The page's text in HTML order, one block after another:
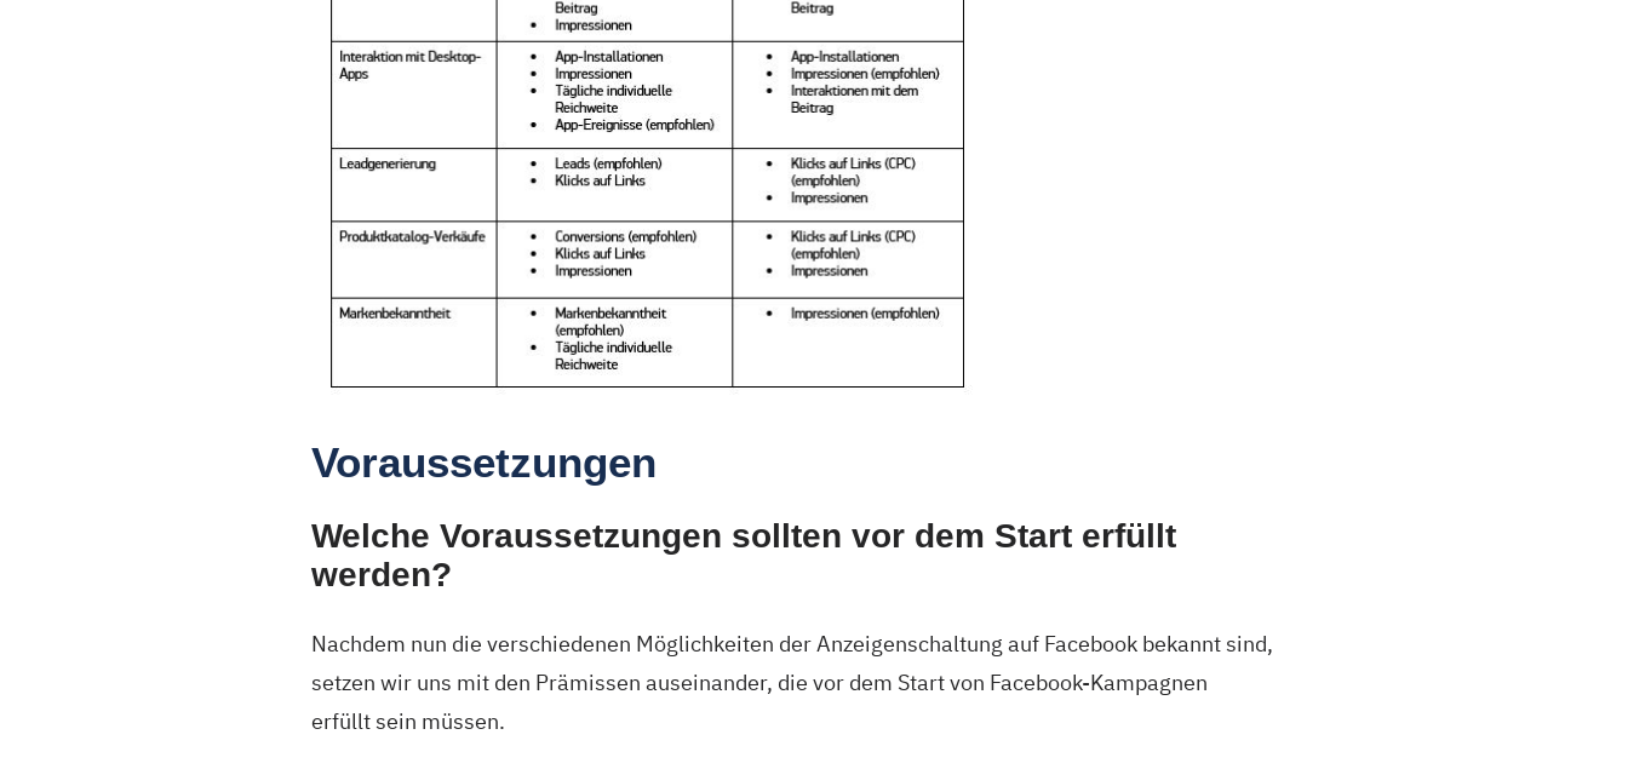
Voraussetzungen
Welche Voraussetzungen sollten vor dem Start erfüllt
werden?
Nachdem nun die verschiedenen Möglichkeiten der Anzeigenschaltung auf Facebook bekannt sind,
setzen wir uns mit den Prämissen auseinander, die vor dem Start von Facebook-Kampagnen
erfüllt sein müssen.